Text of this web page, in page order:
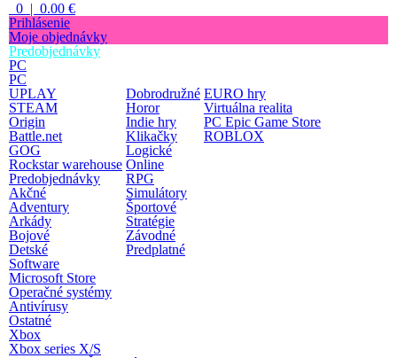
0 | 0.00 €
Prihlásenie
Moje objednávky
Predobjednávky
PC
PC
UPLAY
STEAM
Origin
Battle.net
GOG
Rockstar warehouse
Predobjednávky
Akčné
Adventury
Arkády
Bojové
Detské
Dobrodružné
Horor
Indie hry
Klikačky
Logické
Online
RPG
Simulátory
Športové
Stratégie
Závodné
Predplatné
EURO hry
Virtuálna realita
PC Epic Game Store
ROBLOX
Software
Microsoft Store
Operačné systémy
Antivírusy
Ostatné
Xbox
Xbox series X/S